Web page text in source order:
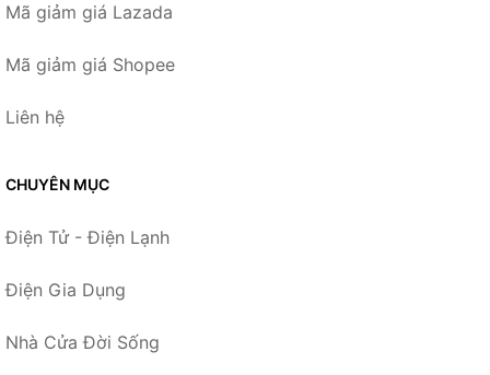
Mã giảm giá Lazada
Mã giảm giá Shopee
Liên hệ
CHUYÊN MỤC
Điện Tử - Điện Lạnh
Điện Gia Dụng
Nhà Cửa Đời Sống